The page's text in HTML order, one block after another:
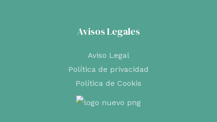
Avisos Legales
Aviso Legal
Política de privacidad
Política de Cookis